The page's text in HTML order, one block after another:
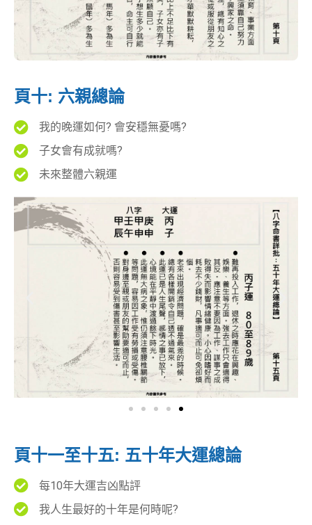
頁十: 六親總論
我的晚運如何? 會安穩無憂嗎?
子女會有成就嗎?
未來整體六親運
頁十一至十五: 五十年大運總論
每10年大運吉凶點評
我人生最好的十年是何時呢?